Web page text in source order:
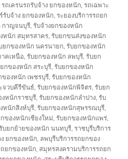
รถเครนรถรับจ้าง ยกของหนัก,รถเฉพาะ
รับจ้าง ยกของหนัก,ระยองบริการรถยก
กาญจนบุรี,รับจ้างยกของหนัก
หนัก สมุทรสาคร,รับยกขนส่งของหนัก
ยกของหนัก นครนายก,รับยกของหนัก
คเหนือ,รับยกของหนัก ลพบุรี,รับยก
กของหนัก สระบุรี,รับยกของหนัก
ของหนัก เพชรบุรี,รับยกของหนัก
จวบคีรีขันธ์,รับยกของหนักพิจิตร,รับยก
งหนักราชบุรี,รับยกของหนักลำปาง,รับ
หนักสิงห์บุรี,รับยกของหนักสุพรรณบุรี,
ของหนักเชียงใหม่,รับยกของหนักแพร่,
บยกย้ายของหนัก นนทบุรี,ราชบุรีบริการ
ยกของหนัก, ลพบุรีบริการรถยกของ
ยกของหนัก, สมุทรสงครามบริการรถยก